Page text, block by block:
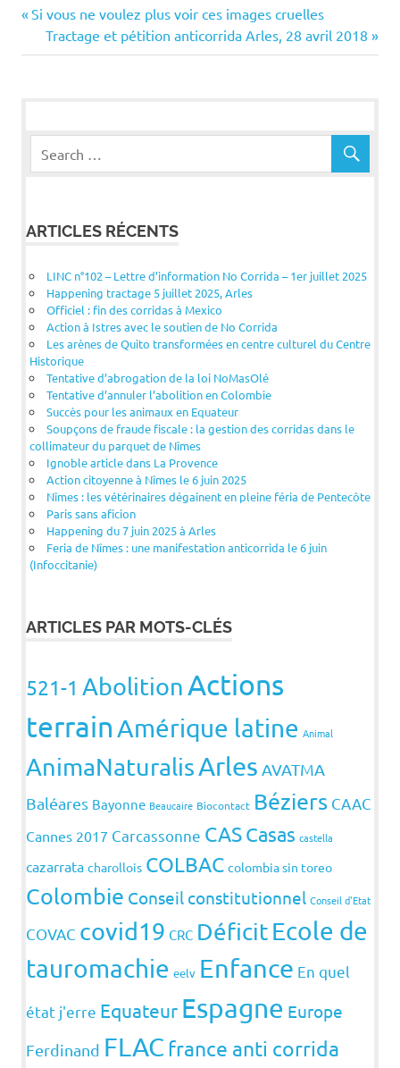
Navigation
de
Previous
Post:
Si vous ne voulez plus voir ces images cruelles
Next
Post:
Tractage et pétition anticorrida Arles, 28 avril 2018
ARTICLES RÉCENTS
LINC n°102 – Lettre d’information No Corrida – 1er juillet 2025
Happening tractage 5 juillet 2025, Arles
Officiel : fin des corridas à Mexico
Action à Istres avec le soutien de No Corrida
Les arènes de Quito transformées en centre culturel du Centre
Historique
Tentative d’abrogation de la loi NoMasOlé
Tentative d’annuler l’abolition en Colombie
Succès pour les animaux en Equateur
Soupçons de fraude fiscale : la gestion des corridas dans le
collimateur du parquet de Nîmes
Ignoble article dans La Provence
Action citoyenne à Nîmes le 6 juin 2025
Nîmes : les vétérinaires dégainent en pleine féria de Pentecôte
Paris sans aficion
Happening du 7 juin 2025 à Arles
Feria de Nîmes : une manifestation anticorrida le 6 juin
(Infoccitanie)
ARTICLES PAR MOTS-CLÉS
521-1 AbolitionActions
terrainAmérique latine Animal
AnimaNaturalisArles AVATMA
Baléares Bayonne Beaucaire Biocontact Béziers CAAC
Cannes 2017 Carcassonne CASCasas castella
cazarrata charollois COLBAC colombia sin toreo
Colombie Conseil constitutionnel Conseil d'Etat
COVAC covid19 CRC DéficitEcole de
tauromachie eelv Enfance En quel
état j'erre Equateur Espagne Europe
Ferdinand FLAC france anti corrida